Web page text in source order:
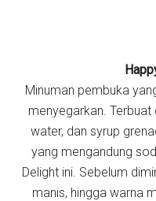
Minuman pembuka
menyegarkan.
water, dan syrup
yang mengandung
Delight ini. Sebelum
manis, hingga warna